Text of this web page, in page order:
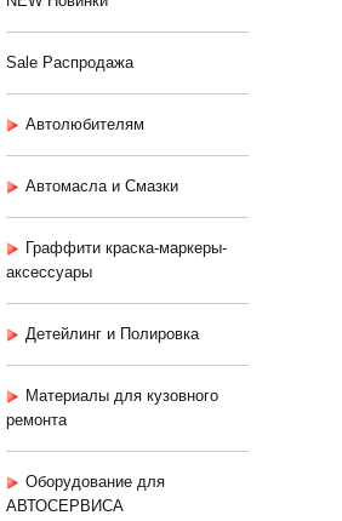
Sale Распродажа
Автолюбителям
Автомасла и Смазки
Граффити краска-маркеры-
аксессуары
Детейлинг и Полировка
Материалы для кузовного
ремонта
Оборудование для
АВТОСЕРВИСА